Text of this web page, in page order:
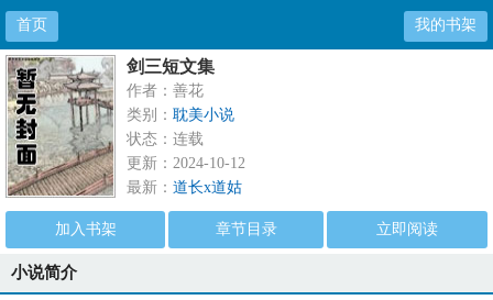
首页 我的书架
剑三短文集
作者：善花
类别： 耽美小说
状态：连载
更新：2024-10-12
最新： 道长x道姑
加入书架 章节目录 立即阅读
小说简介